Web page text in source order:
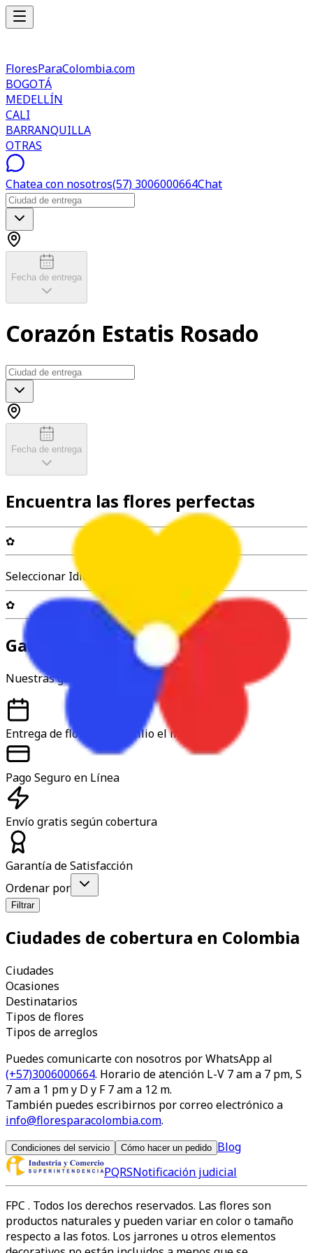
FloresParaColombia.com
BOGOTÁ
MEDELLÍN
CALI
BARRANQUILLA
OTRAS
Chatea con nosotros(57) 3006000664Chat
Fecha de entrega
Corazón Estatis Rosado
Fecha de entrega
Encuentra las flores perfectas
✿
Seleccionar Idioma
✿
Garantía y confianza
Nuestras garantías
Entrega de flores a domicilio el mismo día
Pago Seguro en Línea
Envío gratis según cobertura
Garantía de Satisfacción
Ordenar por
Filtrar
Ciudades de cobertura en Colombia
Ciudades
Ocasiones
Destinatarios
Tipos de flores
Tipos de arreglos
Puedes comunicarte con nosotros por WhatsApp al
(+57)3006000664. Horario de atención L-V 7 am a 7 pm, S
7 am a 1 pm y D y F 7 am a 12 m.
También puedes escribirnos por correo electrónico a
info@floresparacolombia.com.
Condiciones del servicio Cómo hacer un pedido Blog
PQRSNotificación judicial
FPC . Todos los derechos reservados. Las flores son
productos naturales y pueden variar en color o tamaño
respecto a las fotos. Los jarrones u otros elementos